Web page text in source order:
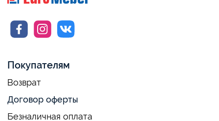
Покупателям
Возврат
Договор оферты
Безналичная оплата